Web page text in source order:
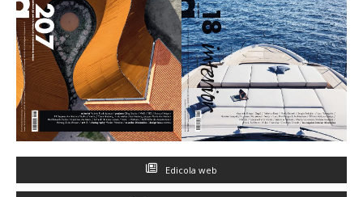
Edicola web